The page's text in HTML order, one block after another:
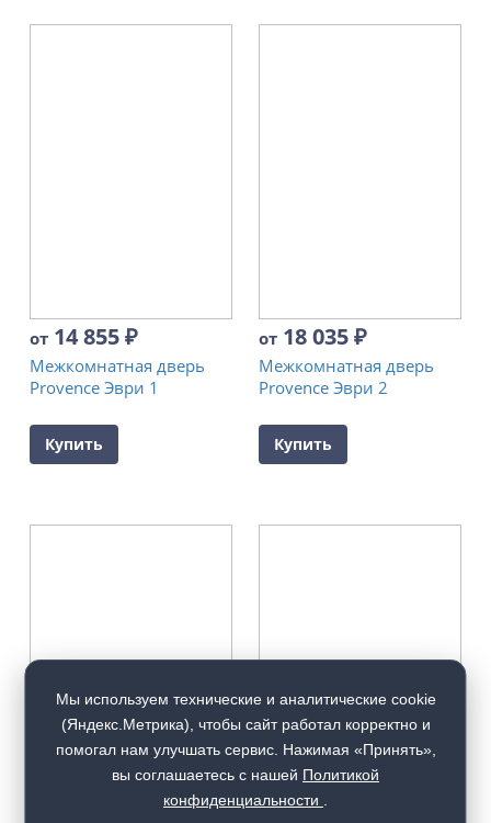
от 14 855₽
Межкомнатная дверь
Provence Эври 1
Купить
от 18 035₽
Межкомнатная дверь
Provence Эври 2
Купить
Мы используем технические и аналитические cookie
(Яндекс.Метрика), чтобы сайт работал корректно и
помогал нам улучшать сервис. Нажимая «Принять»,
вы соглашаетесь с нашей Политикой
конфиденциальности